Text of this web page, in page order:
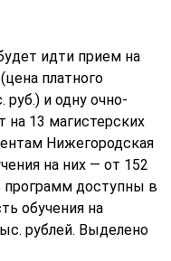
идти прием на
платного
и одну очно-
на 13 магистерских
Нижегородская
на них — от 152
программ доступны в
обучения на
рублей. Выделено